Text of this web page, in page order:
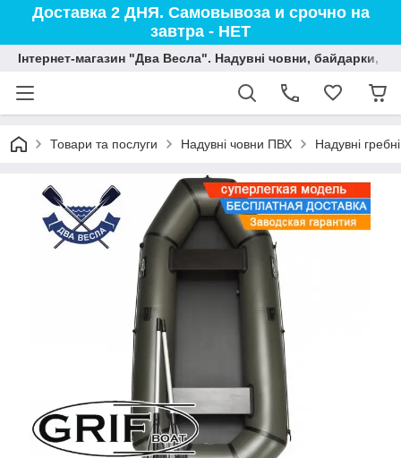
Доставка 2 ДНЯ. Самовывоза и срочно на
завтра - НЕТ
Інтернет-магазин "Два Весла". Надувні човни, байдарки,
Товари та послуги Надувні човни ПВХ Надувні